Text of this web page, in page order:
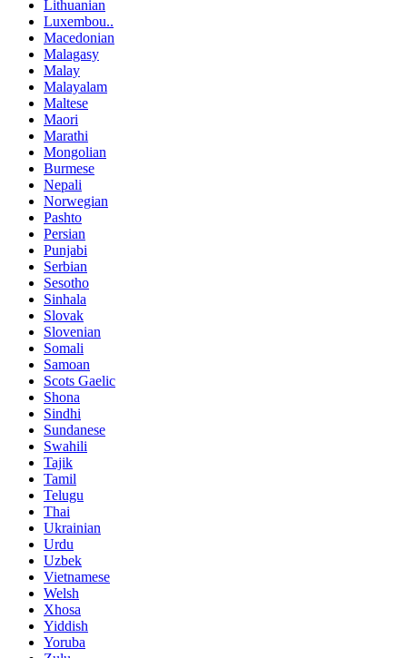
Lithuanian
Luxembou..
Macedonian
Malagasy
Malay
Malayalam
Maltese
Maori
Marathi
Mongolian
Burmese
Nepali
Norwegian
Pashto
Persian
Punjabi
Serbian
Sesotho
Sinhala
Slovak
Slovenian
Somali
Samoan
Scots Gaelic
Shona
Sindhi
Sundanese
Swahili
Tajik
Tamil
Telugu
Thai
Ukrainian
Urdu
Uzbek
Vietnamese
Welsh
Xhosa
Yiddish
Yoruba